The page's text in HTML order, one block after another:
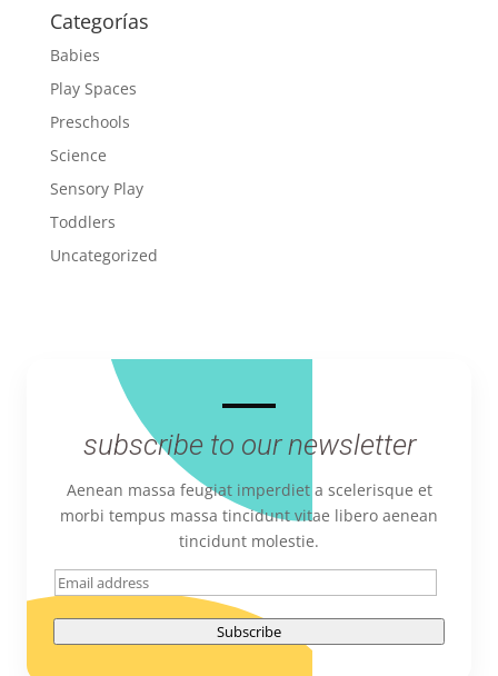
Categorías
Babies
Play Spaces
Preschools
Science
Sensory Play
Toddlers
Uncategorized
subscribe to our newsletter
Aenean massa feugiat imperdiet a scelerisque et
morbi tempus massa tincidunt vitae libero aenean
tincidunt molestie.
Subscribe